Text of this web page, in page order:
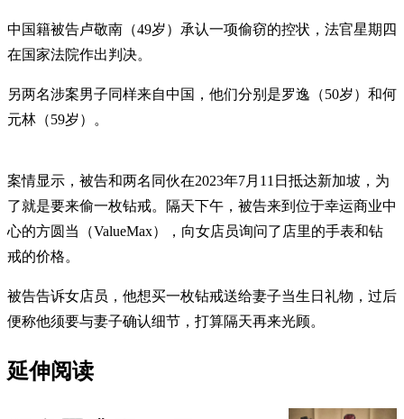
中国籍被告卢敬南（49岁）承认一项偷窃的控状，法官星期四
在国家法院作出判决。
另两名涉案男子同样来自中国，他们分别是罗逸（50岁）和何
元林（59岁）。
案情显示，被告和两名同伙在2023年7月11日抵达新加坡，为
了就是要来偷一枚钻戒。隔天下午，被告来到位于幸运商业中
心的方圆当（ValueMax），向女店员询问了店里的手表和钻
戒的价格。
被告告诉女店员，他想买一枚钻戒送给妻子当生日礼物，过后
便称他须要与妻子确认细节，打算隔天再来光顾。
延伸阅读